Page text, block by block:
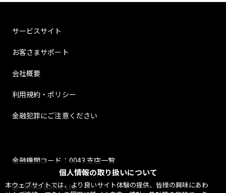
個人情報の取り扱いについて
本ウェブサイトでは、より良いサイト体験の提供、皆様の興味にあわ
サービスサイト
お客さまサポート
会社概要
利用規約・ポリシー
金融犯罪にご注意ください
金融機関コード：0043 支店一覧
@ Minna Bank, Ltd.